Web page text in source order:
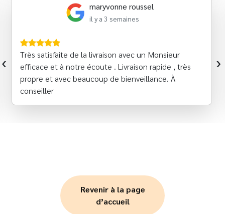
maryvonne roussel
il y a 3 semaines
Très satisfaite de la livraison avec un Monsieur
efficace et à notre écoute . Livraison rapide , très
propre et avec beaucoup de bienveillance. À
conseiller
‹ ›
Revenir à la page
d’accueil